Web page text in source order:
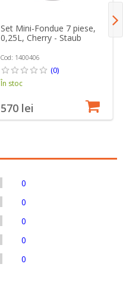
Set Mini-Fondue 7 piese,
0,25L, Cherry - Staub
Cod: 1400406
(0)
În stoc
570 lei
0
0
0
0
0